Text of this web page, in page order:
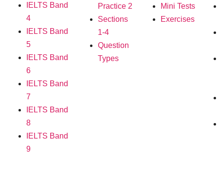
IELTS Band
4
IELTS Band
5
IELTS Band
6
IELTS Band
7
IELTS Band
8
IELTS Band
9
Practice 2
Sections
1-4
Question
Types
Mini Tests
Exercises